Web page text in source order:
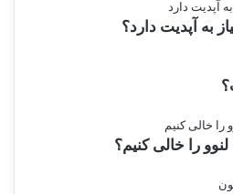
به آپدیت دارد؟
را خالی کنیم؟